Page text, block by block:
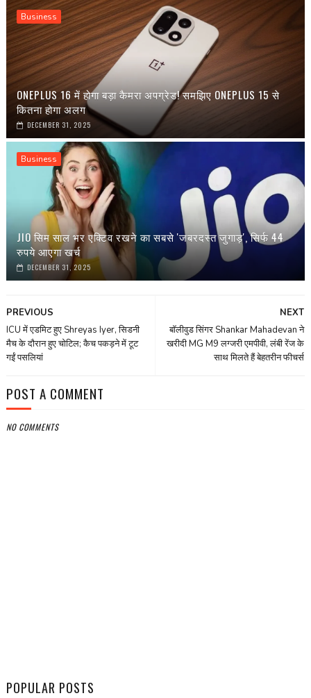
Business
ONEPLUS 16 में होगा बड़ा कैमरा अपग्रेड! समझिए ONEPLUS 15 से
कितना होगा अलग
DECEMBER 31, 2025
Business
JIO सिम साल भर एक्टिव रखने का सबसे 'जबरदस्त जुगाड़', सिर्फ 44
रुपये आएगा खर्च
DECEMBER 31, 2025
NEXT
बॉलीवुड सिंगर Shankar Mahadevan ने
खरीदी MG M9 लग्‍जरी एमपीवी, लंबी रेंज के
साथ मिलते हैं बेहतरीन फीचर्स
PREVIOUS
ICU में एडमिट हुए Shreyas Iyer, सिडनी
मैच के दौरान हुए चोटिल; कैच पकड़ने में टूट
गईं पसलियां
POST A COMMENT
NO COMMENTS
POPULAR POSTS